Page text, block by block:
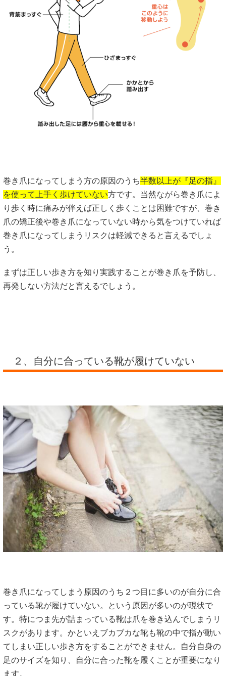
巻き爪になってしまう方の原因のうち半数以上が『足の指』
を使って上手く歩けていない方です。当然ながら巻き爪によ
り歩く時に痛みが伴えば正しく歩くことは困難ですが、巻き
爪の矯正後や巻き爪になっていない時から気をつけていれば
巻き爪になってしまうリスクは軽減できると言えるでしょ
う。
まずは正しい歩き方を知り実践することが巻き爪を予防し、
再発しない方法だと言えるでしょう。
２、自分に合っている靴が履けていない
巻き爪になってしまう原因のうち２つ目に多いのが自分に合
っている靴が履けていない。という原因が多いのが現状で
す。特につま先が詰まっている靴は爪を巻き込んでしまうリ
スクがあります。かといえブカブカな靴も靴の中で指が動い
てしまい正しい歩き方をすることができません。自分自身の
足のサイズを知り、自分に合った靴を履くことが重要になり
ます。